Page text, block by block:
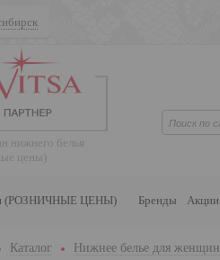
нижнего белья
цены)
(РОЗНИЧНЫЕ ЦЕНЫ) Бренды Акции
Каталог Нижнее белье для женщин